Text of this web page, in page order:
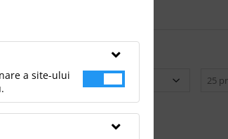
a site-ului